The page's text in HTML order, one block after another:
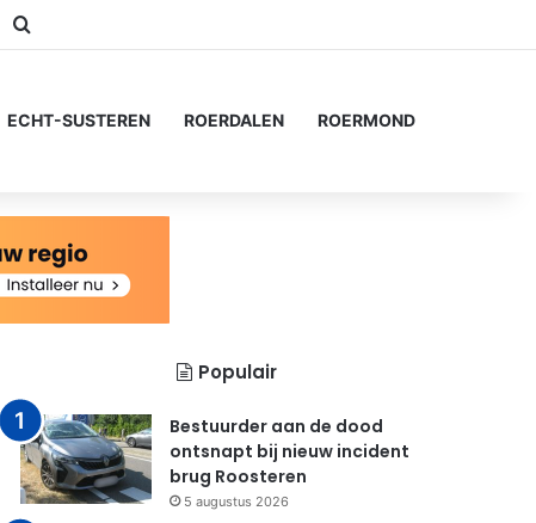
Switch skin
ECHT-SUSTEREN ROERDALEN ROERMOND
Populair
Bestuurder aan de dood
ontsnapt bij nieuw incident
brug Roosteren
5 augustus 2026